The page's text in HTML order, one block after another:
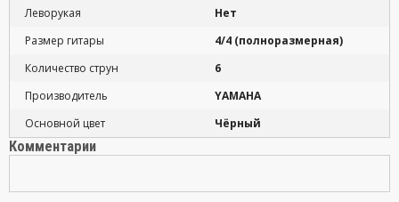
Леворукая
Нет
Размер гитары
4/4 (полноразмерная)
Количество струн
6
Производитель
YAMAHA
Основной цвет
Чёрный
Комментарии